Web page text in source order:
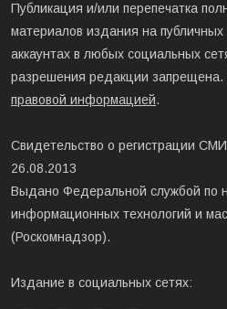
Публикация и/или перепечатка
материалов издания на публичных
аккаунтах в любых социальных
разрешения редакции
правовой информацией.
Свидетельство о регистрации
26.08.2013
Выдано Федеральной службой по
информационных технологий и
(Роскомнадзор).
Издание в социальных сетях: